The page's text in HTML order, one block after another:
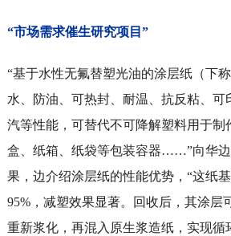
“市场需求催生研究项目”
“基于水性无氟替塑光油的涂层纸（下
水、防油、可热封、耐温、抗反粘、可
汽等性能，可替代不可降解塑料用于制
盒、纸箱、纸袋等包装容器……”向华
果，边介绍涂层纸的性能优势，“这纸
95%，减塑效果显著。回收后，其涂层
重新浆化，再混入原生浆造纸，实现循